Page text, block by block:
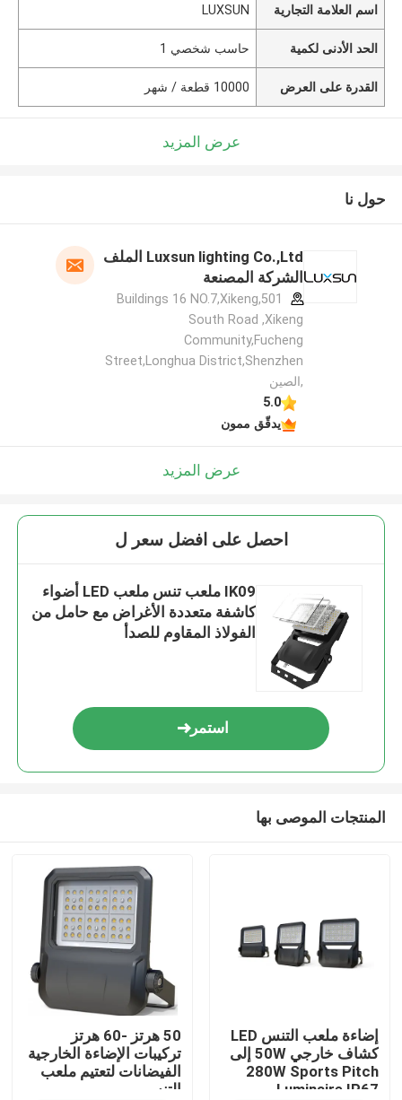
منتجات
اسم العلامة التجارية LUXSUN
الحد الأدنى لكمية حاسب شخصي 1
القدرة على العرض 10000 قطعة / شهر
عرض المزيد
حول نا
Luxsun lighting Co.,Ltd الملف
الشركة المصنعة
501,Buildings 16 NO.7,Xikeng
South Road ,Xikeng
Community,Fucheng
Street,Longhua District,Shenzhen
,الصين
5.0
يدقّق ممون
عرض المزيد
احصل على افضل سعر ل
IK09 ملعب تنس ملعب LED أضواء
كاشفة متعددة الأغراض مع حامل من
الفولاذ المقاوم للصدأ
استمر
المنتجات الموصى بها
إضاءة ملعب التنس LED
كشاف خارجي 50W إلى
280W Sports Pitch
Luminaire IP67
50 هرتز -60 هرتز
تركيبات الإضاءة الخارجية
الفيضانات لتعتيم ملعب
التنس